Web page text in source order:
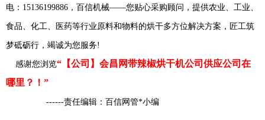
电：15136199886，百信机械——您贴心采购顾问，提供农业、工业、
食品、化工、医药等行业原料和物料的烘干多方位解决方案，匠工筑
梦砥砺行，竭诚为您服务!
感谢您浏览“【公司】会昌网带辣椒烘干机公司供应公司在
哪里？！”
------责任编辑：百信网管*小编